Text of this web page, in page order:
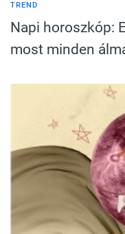
TREND
Napi horoszkóp:
most minden